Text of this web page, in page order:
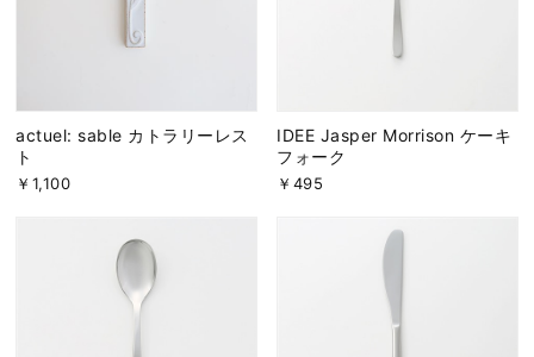
actuel: sable カトラリーレス
ト
￥1,100
IDEE Jasper Morrison ケーキ
フォーク
￥495